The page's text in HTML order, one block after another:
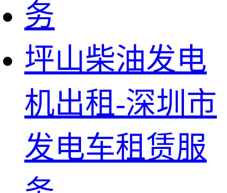
坪山柴油发电
机出租-深圳市
发电车租赁服